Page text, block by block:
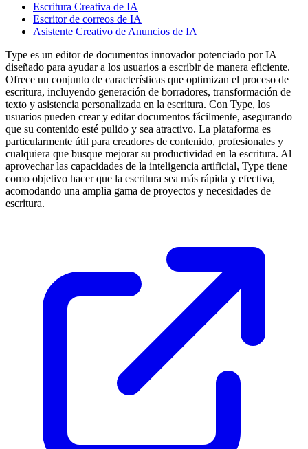
Escritura Creativa de IA
Escritor de correos de IA
Asistente Creativo de Anuncios de IA
Type es un editor de documentos innovador potenciado por IA
diseñado para ayudar a los usuarios a escribir de manera eficiente.
Ofrece un conjunto de características que optimizan el proceso de
escritura, incluyendo generación de borradores, transformación de
texto y asistencia personalizada en la escritura. Con Type, los
usuarios pueden crear y editar documentos fácilmente, asegurando
que su contenido esté pulido y sea atractivo. La plataforma es
particularmente útil para creadores de contenido, profesionales y
cualquiera que busque mejorar su productividad en la escritura. Al
aprovechar las capacidades de la inteligencia artificial, Type tiene
como objetivo hacer que la escritura sea más rápida y efectiva,
acomodando una amplia gama de proyectos y necesidades de
escritura.